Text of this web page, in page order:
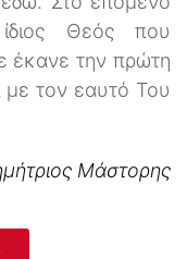
Θεός που
έκανε την πρώτη
με τον εαυτό Του
Μάστορης